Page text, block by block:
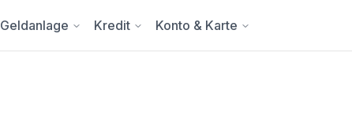
Geldanlage Kredit Konto & Karte